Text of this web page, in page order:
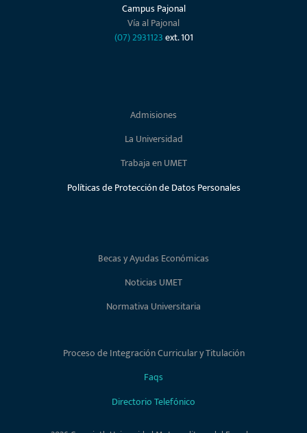
Campus Pajonal
Vía al Pajonal
(07) 2931123ext. 101
Admisiones
La Universidad
Trabaja en UMET
Políticas de Protección de Datos Personales
Becas y Ayudas Económicas
Noticias UMET
Normativa Universitaria
Proceso de Integración Curricular y Titulación
Faqs
Directorio Telefónico